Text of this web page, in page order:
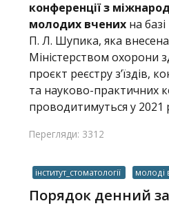
конференції з
молодих вчених на
П. Л. Шупика, яка
Міністерством охорони
проєкт реєстру з’їздів,
та науково-практичних
проводитимуться у 2021
Перегляди: 3312
інститут_стоматології молоді
Порядок денний